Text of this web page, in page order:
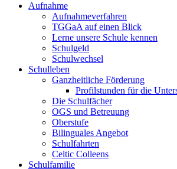
Aufnahme
Aufnahmeverfahren
TGGaA auf einen Blick
Lerne unsere Schule kennen
Schulgeld
Schulwechsel
Schulleben
Ganzheitliche Förderung
Profilstunden für die
Die Schulfächer
OGS und Betreuung
Oberstufe
Bilinguales Angebot
Schulfahrten
Celtic Colleens
Schulfamilie